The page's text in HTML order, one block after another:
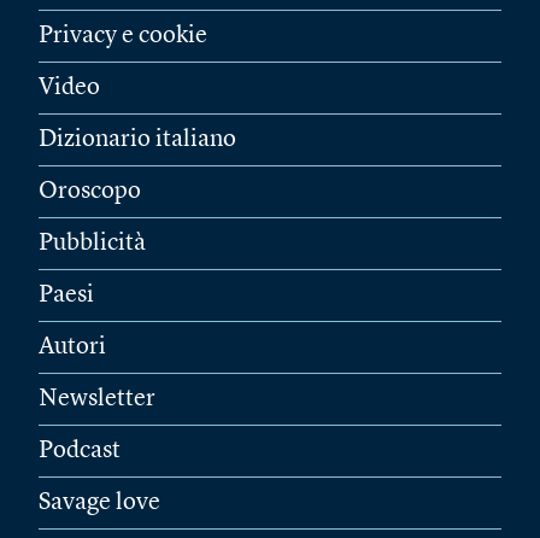
Privacy e cookie
Video
Dizionario italiano
Oroscopo
Pubblicità
Paesi
Autori
Newsletter
Podcast
Savage love